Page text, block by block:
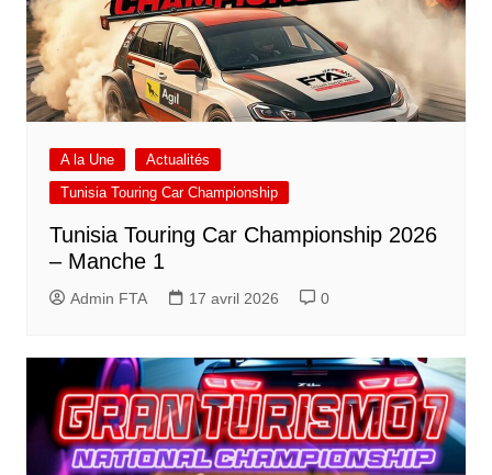
A la Une
Actualités
Tunisia Touring Car Championship
Tunisia Touring Car Championship 2026
– Manche 1
Admin FTA 17 avril 2026 0